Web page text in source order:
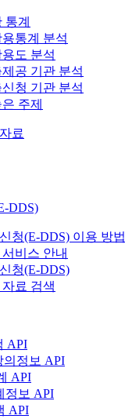
통계
통계 분석
도 분석
공 기관 분석
청 기관 분석
주제
료
DDS)
청(E-DDS) 이용 방법
비스 안내
청(E-DDS)
료 검색
API
의정보 API
API
정보 API
API